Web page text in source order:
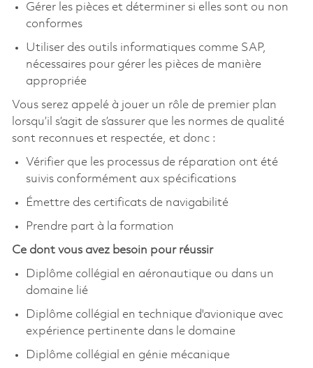
Gérer les pièces et déterminer si elles sont ou non
conformes
Utiliser des outils informatiques comme SAP,
nécessaires pour gérer les pièces de manière
appropriée
Vous serez appelé à jouer un rôle de premier plan
lorsqu’il s’agit de s’assurer que les normes de qualité
sont reconnues et respectée, et donc :
Vérifier que les processus de réparation ont été
suivis conformément aux spécifications
Émettre des certificats de navigabilité
Prendre part à la formation
Ce dont vous avez besoin pour réussir
Diplôme collégial en aéronautique ou dans un
domaine lié
Diplôme collégial en technique d'avionique avec
expérience pertinente dans le domaine
Diplôme collégial en génie mécanique